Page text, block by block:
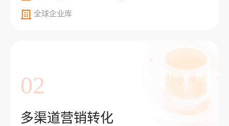
全球企业库
02
多渠道营销转化